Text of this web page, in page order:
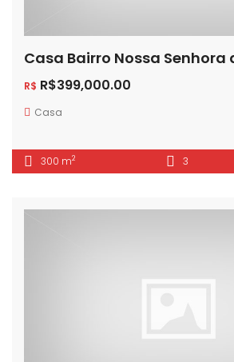
R$ R$399,000.00
Casa
300 m2 3